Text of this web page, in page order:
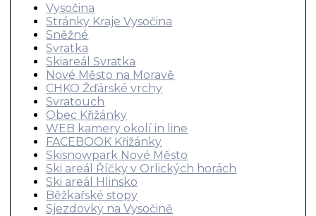
Vysočina
Stránky Kraje Vysočina
Sněžné
Svratka
Skiareál Svratka
Nové Město na Moravě
CHKO Žďárské vrchy
Svratouch
Obec Křižánky
WEB kamery okolí in line
FACEBOOK Křižánky
Skisnowpark Nové Město
Ski areál Říčky v Orlických horách
Ski areál Hlinsko
Běžkařské stopy
Sjezdovky na Vysočině